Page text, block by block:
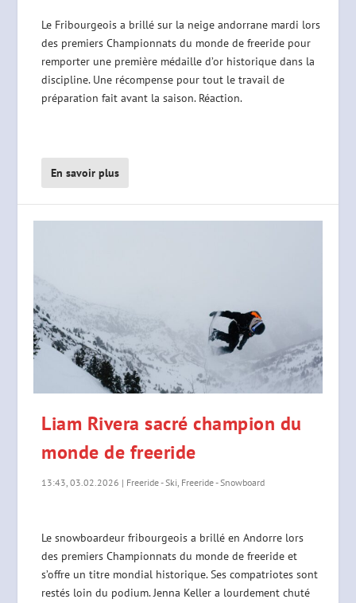
Le Fribourgeois a brillé sur la neige andorrane mardi lors
des premiers Championnats du monde de freeride pour
remporter une première médaille d’or historique dans la
discipline. Une récompense pour tout le travail de
préparation fait avant la saison. Réaction.
En savoir plus
Liam Rivera sacré champion du
monde de freeride
13:43, 03.02.2026 | Freeride - Ski, Freeride - Snowboard
Le snowboardeur fribourgeois a brillé en Andorre lors
des premiers Championnats du monde de freeride et
s’offre un titre mondial historique. Ses compatriotes sont
restés loin du podium. Jenna Keller a lourdement chuté